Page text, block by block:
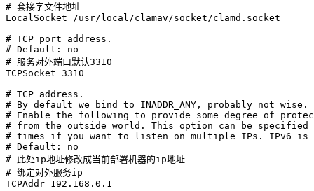
# 套接字文件地址
LocalSocket /usr/local/clamav/socket/clamd.socket
# TCP port address.
# Default: no
# 服务对外端口默认3310
TCPSocket 3310
# TCP address.
# By default we bind to INADDR_ANY, probably not wise.
# Enable the following to provide some degree of
# from the outside world. This option can be specified
# times if you want to listen on multiple IPs. IPv6 is
# Default: no
# 此处ip地址修改成当前部署机器的ip地址
# 绑定对外服务ip
TCPAddr 192.168.0.1